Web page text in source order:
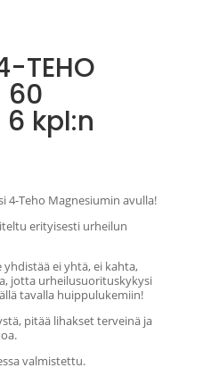
TEHO
60
kpl:n
Teho Magnesiumin avulla!
erityisesti urheilun
ei yhtä, ei kahta,
jotta urheilusuorituskykysi
tavalla huippulukemiin!
pitää lihakset terveinä ja
valmistettu.